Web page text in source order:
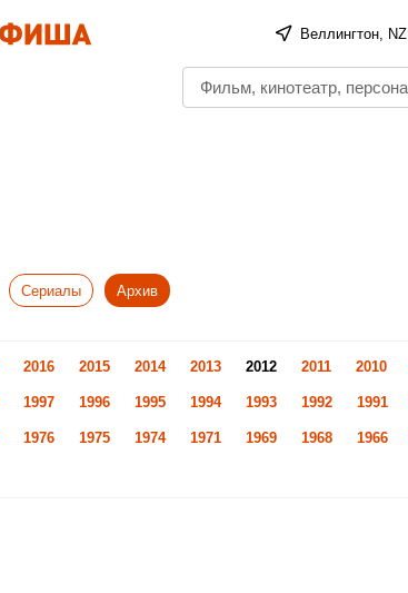
Веллингтон, NZ
Сериалы Архив
2016 2015 2014 2013 2012 2011 2010
1997 1996 1995 1994 1993 1992 1991
1976 1975 1974 1971 1969 1968 1966